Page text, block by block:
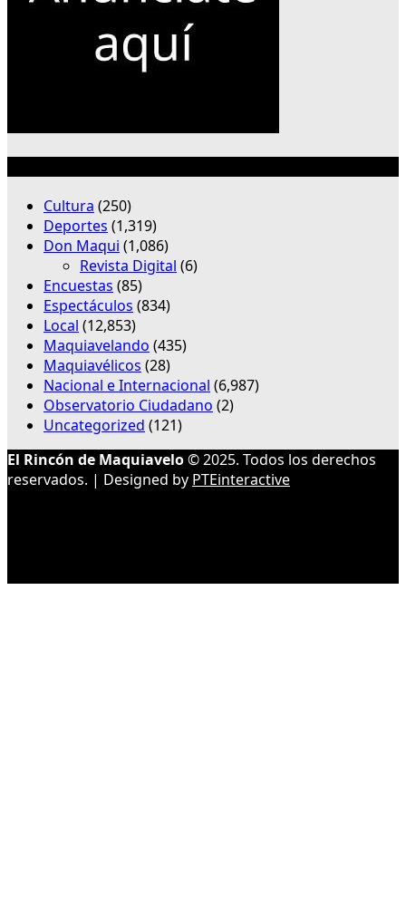
Cultura (250)
Deportes (1,319)
Don Maqui (1,086)
Revista Digital (6)
Encuestas (85)
Espectáculos (834)
Local (12,853)
Maquiavelando (435)
Maquiavélicos (28)
Nacional e Internacional (6,987)
Observatorio Ciudadano (2)
Uncategorized (121)
El Rincón de Maquiavelo© 2025. Todos los derechos
reservados. | Designed by PTEinteractive